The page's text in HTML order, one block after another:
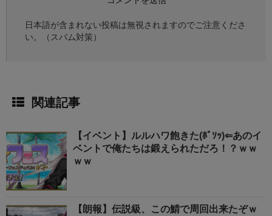
日本語が含まれない投稿は無視されますのでご注意くださ
い。（スパム対策）
関連記事
【イベント】ルルハワ飽きた(ﾎﾞｿｯ)⇐あのイ
ベントで俺たちは鍛えられただろ！？ｗｗ
ｗｗ
【朗報】伝説級、この鯖で周回出来たぞｗ